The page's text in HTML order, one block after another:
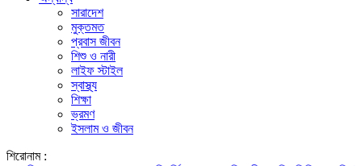
সারাদেশ
মুক্তমত
প্রবাস জীবন
শিশু ও নারী
লাইফ স্টাইল
স্বাস্থ্য
শিক্ষা
ভ্রমণ
ইসলাম ও জীবন
শিরোনাম :